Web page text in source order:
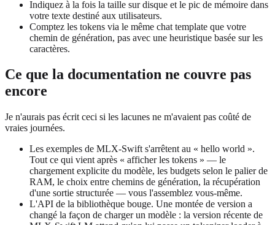
Indiquez à la fois la taille sur disque et le pic de mémoire dans
votre texte destiné aux utilisateurs.
Comptez les tokens via le même chat template que votre
chemin de génération, pas avec une heuristique basée sur les
caractères.
Ce que la documentation ne couvre pas
encore
Je n'aurais pas écrit ceci si les lacunes ne m'avaient pas coûté de
vraies journées.
Les exemples de MLX-Swift s'arrêtent au « hello world ».
Tout ce qui vient après « afficher les tokens » — le
chargement explicite du modèle, les budgets selon le palier de
RAM, le choix entre chemins de génération, la récupération
d'une sortie structurée — vous l'assemblez vous-même.
L'API de la bibliothèque bouge. Une montée de version a
changé la façon de charger un modèle : la version récente de